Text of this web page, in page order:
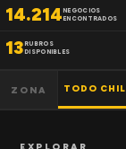
14.214NEGOCIOS
ENCONTRADOS
13RUBROS
DISPONIBLES
ZONA TODO